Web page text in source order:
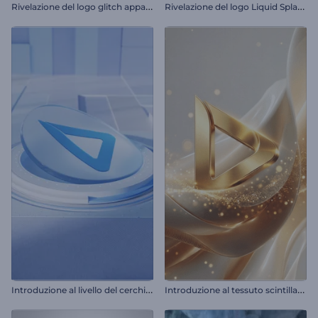
R
ivelazione del logo glitch appariscente R
ivelazione del logo Liquid Splash
I
ntroduzione al livello del cerchio 3D I
ntroduzione al tessuto scintillante e fluttuante